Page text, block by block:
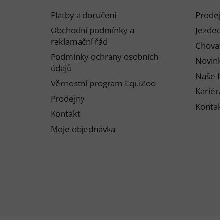
Platby a doručení
Obchodní podmínky a
reklamační řád
Podmínky ochrany osobních
údajů
Věrnostní program EquiZoo
Prodejny
Kontakt
Moje objednávka
Naše